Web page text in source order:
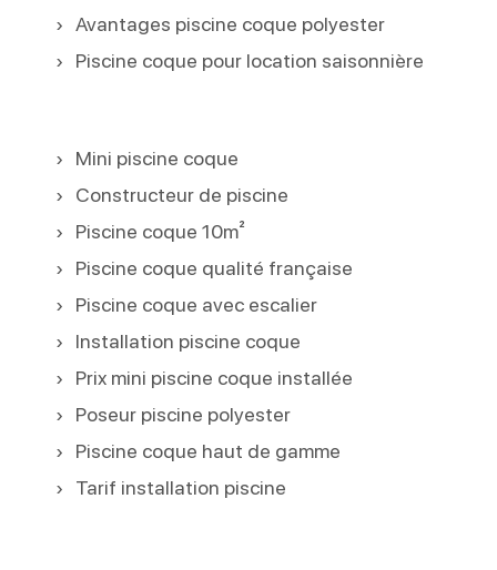
Avantages piscine coque polyester
Piscine coque pour location saisonnière
Mini piscine coque
Constructeur de piscine
Piscine coque 10m²
Piscine coque qualité française
Piscine coque avec escalier
Installation piscine coque
Prix mini piscine coque installée
Poseur piscine polyester
Piscine coque haut de gamme
Tarif installation piscine